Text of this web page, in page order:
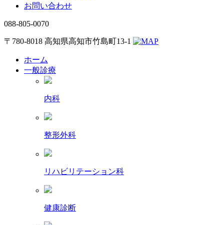
お問い合わせ
088-805-0070
〒780-8018 高知県高知市竹島町13-1
ホーム
一般診療
内科
整形外科
リハビリテーション科
健康診断